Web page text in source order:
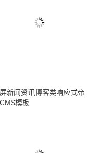
新闻资讯博客类响应式帝
模板